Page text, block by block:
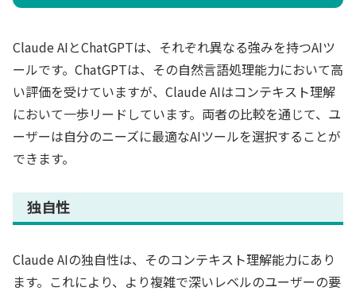
Claude AIとChatGPTは、それぞれ異なる強みを持つAIツ
ールです。ChatGPTは、その自然言語処理能力において高
い評価を受けていますが、Claude AIはコンテキスト理解
において一歩リードしています。両者の比較を通じて、ユ
ーザーは自分のニーズに最適なAIツールを選択することが
できます。
独自性
Claude AIの独自性は、そのコンテキスト理解能力にあり
ます。これにより、より複雑で深いレベルのユーザーの要